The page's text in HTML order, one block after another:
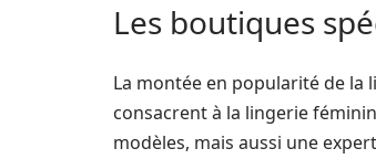
Les boutiques
La montée en popularité de la
consacrent à la lingerie
modèles, mais aussi une